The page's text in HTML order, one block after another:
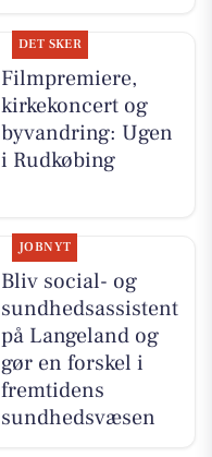
DET SKER
Filmpremiere,
kirkekoncert og
byvandring: Ugen
i Rudkøbing
JOBNYT
Bliv social- og
sundhedsassistent
på Langeland og
gør en forskel i
fremtidens
sundhedsvæsen